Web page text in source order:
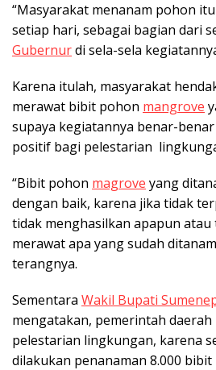
“Masyarakat menanam pohon
setiap hari, sebagai bagian dari
Gubernurdi sela-sela
Karena itulah, masyarakat
merawat bibit pohon mangrove
supaya kegiatannya benar-
positif bagi pelestarian
“Bibit pohon magrove yang
dengan baik, karena jika tidak
tidak menghasilkan apapun
merawat apa yang sudah
terangnya.
Sementara Wakil Bupati
mengatakan, pemerintah
pelestarian lingkungan, karena
dilakukan penanaman 8.000